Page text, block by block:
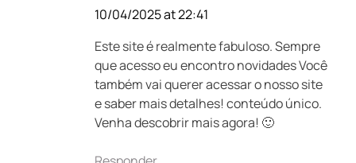
10/04/2025 at 22:41
Este site é realmente fabuloso. Sempre
que acesso eu encontro novidades Você
também vai querer acessar o nosso site
e saber mais detalhes! conteúdo único.
Venha descobrir mais agora! 🙂